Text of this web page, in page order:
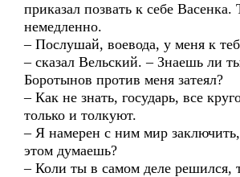
приказал позвать к себе Васенка.
немедленно.
– Послушай, воевода, у меня к
– сказал Вельский. – Знаешь ли
Боротынов против меня затеял?
– Как не знать, государь, все
только и толкуют.
– Я намерен с ним мир
этом думаешь?
– Коли ты в самом деле решился,